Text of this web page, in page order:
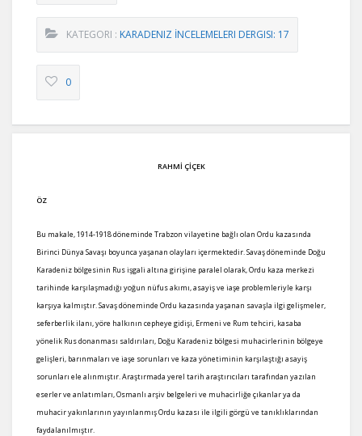
KATEGORI : KARADENIZ İNCELEMELERI DERGISI: 17
0
RAHMİ ÇİÇEK
ÖZ
Bu makale, 1914-1918 döneminde Trabzon vilayetine bağlı olan Ordu kazasında
Birinci Dünya Savaşı boyunca yaşanan olayları içermektedir. Savaş döneminde Doğu
Karadeniz bölgesinin Rus işgali altına girişine paralel olarak, Ordu kaza merkezi
tarihinde karşılaşmadığı yoğun nüfus akımı, asayiş ve iaşe problemleriyle karşı
karşıya kalmıştır. Savaş döneminde Ordu kazasında yaşanan savaşla ilgi gelişmeler,
seferberlik ilanı, yöre halkının cepheye gidişi, Ermeni ve Rum tehciri, kasaba
yönelik Rus donanması saldırıları, Doğu Karadeniz bölgesi muhacirlerinin bölgeye
gelişleri, barınmaları ve iaşe sorunları ve kaza yönetiminin karşılaştığı asayiş
sorunları ele alınmıştır. Araştırmada yerel tarih araştırıcıları tarafından yazılan
eserler ve anlatımları, Osmanlı arşiv belgeleri ve muhacirliğe çıkanlar ya da
muhacir yakınlarının yayınlanmış Ordu kazası ile ilgili görgü ve tanıklıklarından
faydalanılmıştır.